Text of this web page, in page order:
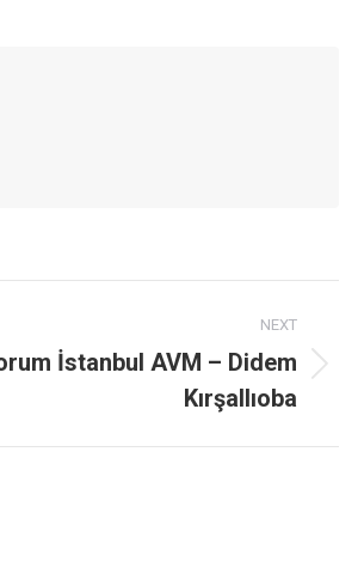
NEXT
İstanbul AVM – Didem
Kırşallıoba